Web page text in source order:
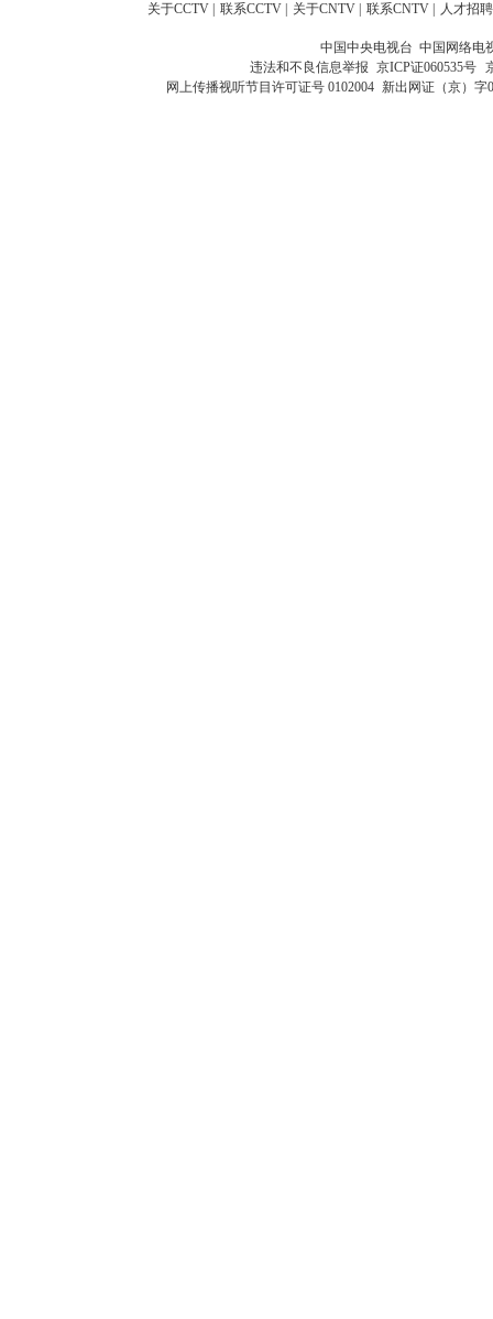
关于CCTV 联系CCTV 关于CNTV 联系CNTV 人才招聘
中国中央电视台 中国网络电
违法和不良信息举报 京ICP证060535号
网上传播视听节目许可证号 0102004 新出网证（京）